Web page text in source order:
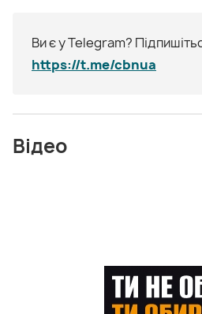
Ви є у Telegram?
https://t.me/cbnua
Відео